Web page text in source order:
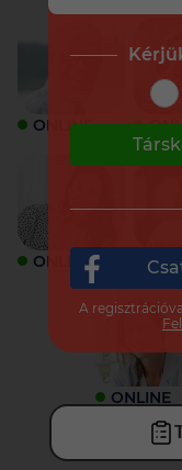
ONLINE
ONLINE
ONLINE
A